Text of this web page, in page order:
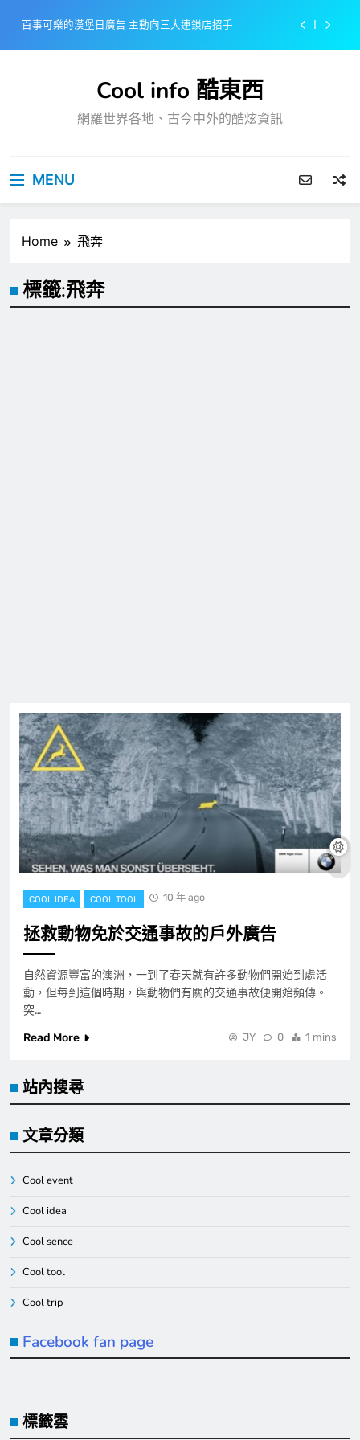
content
百事可樂的漢堡日廣告 主動向三大連鎖店招手
戴著金牌的醬油瓶 市佔率第一的龜甲萬廣告
感動落淚也笑到流淚的斷髮式
Cool info 酷東西
網羅世界各地、古今中外的酷炫資訊
MENU
Home 飛奔
標籤:飛奔
COOL IDEA COOL TOOL 10 年 ago
拯救動物免於交通事故的戶外廣告
自然資源豐富的澳洲，一到了春天就有許多動物們開始到處活
動，但每到這個時期，與動物們有關的交通事故便開始頻傳。
突…
Read More
JY 0 1 mins
站內搜尋
文章分類
Cool event
Cool idea
Cool sence
Cool tool
Cool trip
Facebook fan page
標籤雲